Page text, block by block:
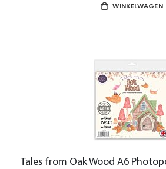
WINKELWAGEN
Tales from Oak Wood A6